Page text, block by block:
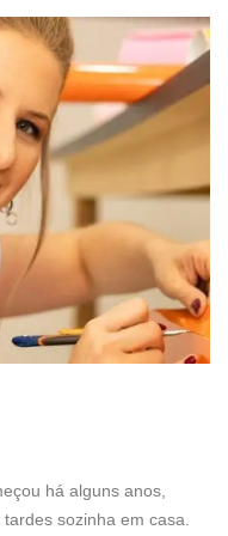
há alguns anos,
sozinha em casa.